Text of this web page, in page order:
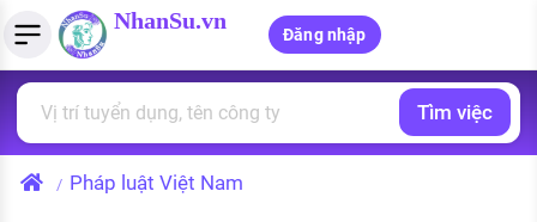
NhanSu.vn
Đăng nhập
Tìm việc làm
Việc làm ngành luật
Quản lý CV
Tải CV lên
Tính lương Gross - Net
Tính thuế thu nhập cá nhân
PHÁP LUẬT VIỆT NAM
Văn bản pháp luật
Tìm việc
/ Pháp luật Việt Nam